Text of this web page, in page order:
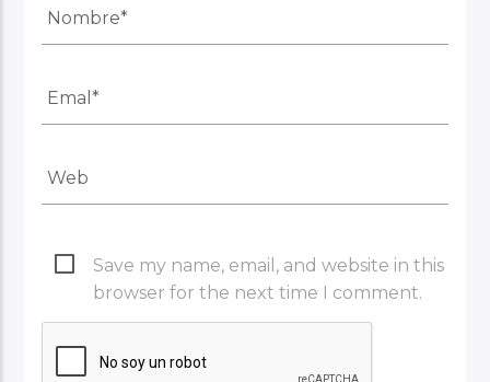
Save my name, email, and website in this
browser for the next time I comment.